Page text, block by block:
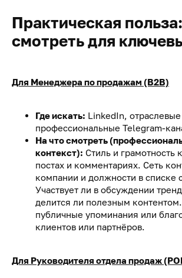
Практическая
смотреть для
Для Менеджера по продажам (B2B)
Где искать: LinkedIn,
профессиональные Telegram-
На что смотреть
контекст): Стиль и грамотность
постах и комментариях. Сеть
компании и должности в списке
Участвует ли в обсуждении
делится ли полезным контентом.
публичные упоминания или
клиентов или партнёров.
Для Руководителя отдела продаж